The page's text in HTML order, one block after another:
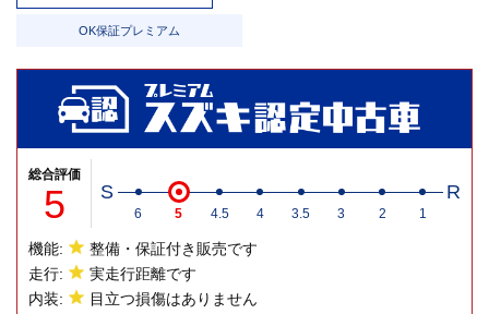
OK保証プレミアム
総合評価
5 S R
6 5 4.5 4 3.5 3 2 1
機能:
整備・保証付き販売です
走行:
実走行距離です
内装:
目立つ損傷はありません